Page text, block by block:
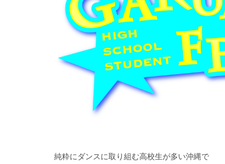
純粋にダンスに取り組む高校生が多い沖縄で